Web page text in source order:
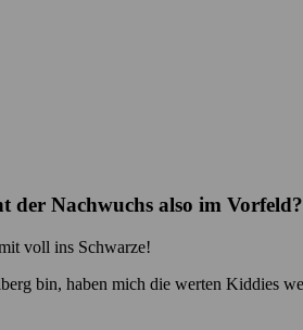
der Nachwuchs also im Vorfeld?
voll ins Schwarze!
bin, haben mich die werten Kiddies